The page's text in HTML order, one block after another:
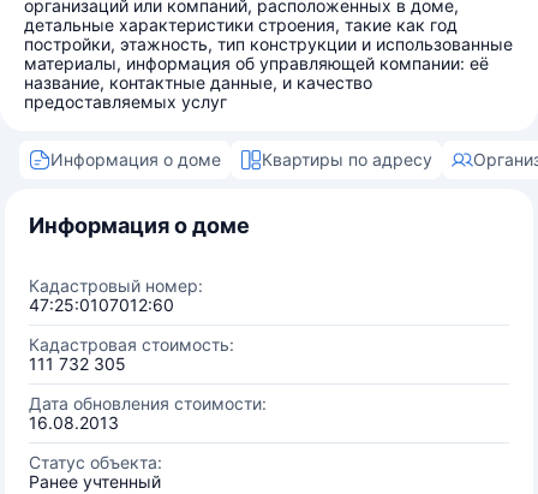
организаций или компаний, расположенных в доме,
детальные характеристики строения, такие как год
постройки, этажность, тип конструкции и использованные
материалы, информация об управляющей компании: её
название, контактные данные, и качество
предоставляемых услуг
Информация о доме Квартиры по адресу
Информация о доме
Кадастровый номер:
47:25:0107012:60
Кадастровая стоимость:
111 732 305
Дата обновления стоимости:
16.08.2013
Статус объекта:
Ранее учтенный